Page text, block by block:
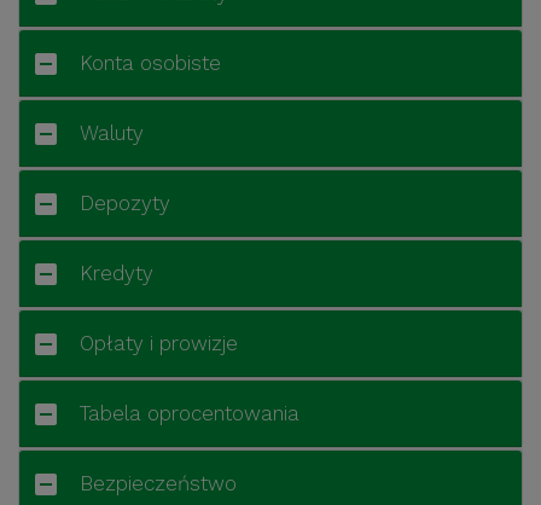
Konta osobiste
Waluty
Depozyty
Kredyty
Opłaty i prowizje
Tabela oprocentowania
Bezpieczeństwo